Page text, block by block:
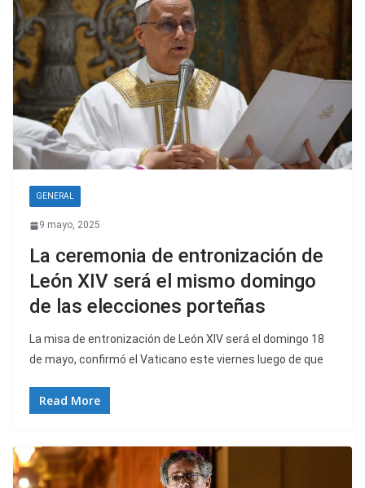
GENERAL
9 mayo, 2025
La ceremonia de entronización de
León XIV será el mismo domingo
de las elecciones porteñas
La misa de entronización de León XIV será el domingo 18
de mayo, confirmó el Vaticano este viernes luego de que
Read More